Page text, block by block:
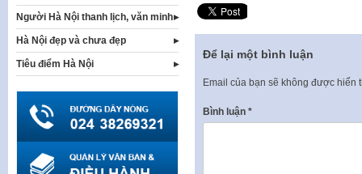
Để lại một bình luận
Email của bạn sẽ không được hiển
Bình luận *
Người Hà Nội thanh lịch, văn minh
Hà Nội đẹp và chưa đẹp
Tiêu điểm Hà Nội